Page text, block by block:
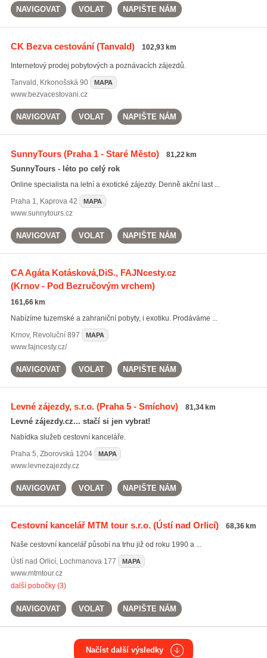
NAVIGOVAT VOLAT NAPIŠTE NÁM
CK Bezva cestování(Tanvald) 102,93 km
Internetový prodej pobytových a poznávacích zájezdů.
Tanvald , Krkonošská 90 MAPA
www.bezvacestovani.cz
NAVIGOVAT VOLAT NAPIŠTE NÁM
SunnyTours(Praha 1 - Staré Město) 81,22 km
SunnyTours - léto po celý rok
Online specialista na letní a exotické zájezdy. Denně akční last ...
Praha 1, Kaprova 42 MAPA
www.sunnytours.cz
NAVIGOVAT VOLAT NAPIŠTE NÁM
CA Agáta Kotásková,DiS., FAJNcesty.cz
(Krnov - Pod Bezručovým vrchem)
161,66 km
Nabízíme tuzemské a zahraniční pobyty, i exotiku. Prodáváme ...
Krnov, Revoluční 897 MAPA
www.fajncesty.cz/
NAVIGOVAT VOLAT NAPIŠTE NÁM
Levné zájezdy, s.r.o.(Praha 5 - Smíchov) 81,34 km
Levné zájezdy.cz... stačí si jen vybrat!
Nabídka služeb cestovní kanceláře.
Praha 5, Zborovská 1204 MAPA
www.levnezajezdy.cz
NAVIGOVAT VOLAT NAPIŠTE NÁM
Cestovní kancelář MTM tour s.r.o.(Ústí nad Orlicí) 68,36 km
Naše cestovní kancelář působí na trhu již od roku 1990 a ...
Ústí nad Orlicí, Lochmanova 177 MAPA
www.mtmtour.cz
další pobočky (3)
NAVIGOVAT VOLAT NAPIŠTE NÁM
Načíst další výsledky